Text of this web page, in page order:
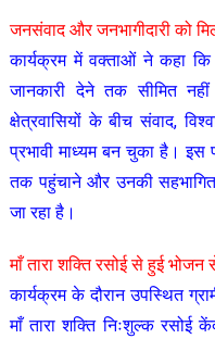
जनसंवाद और जनभागीदारी को
कार्यक्रम में वक्ताओं ने कहा कि
जानकारी देने तक सीमित
क्षेत्रवासियों के बीच संवाद,
प्रभावी माध्यम बन चुका है। इस
तक पहुंचाने और उनकी
जा रहा है।
माँ तारा शक्ति रसोई से हुई भोजन
कार्यक्रम के दौरान उपस्थित
माँ तारा शक्ति निःशुल्क रसोई